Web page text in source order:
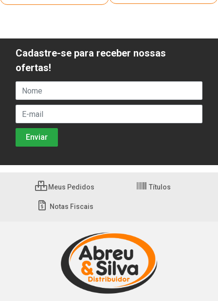
Cadastre-se para receber nossas
ofertas!
Meus Pedidos Títulos
Notas Fiscais